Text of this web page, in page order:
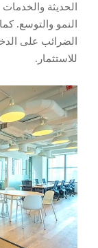
الحديثة
النمو والتوسع.
الضرائب على
للاستثمار.